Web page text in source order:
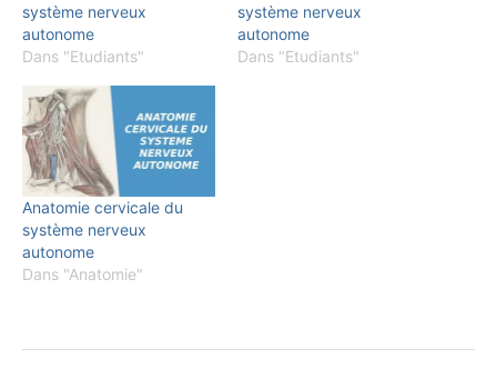
système nerveux
autonome
Dans "Etudiants"
système nerveux
autonome
Dans "Etudiants"
Anatomie cervicale du
système nerveux
autonome
Dans "Anatomie"